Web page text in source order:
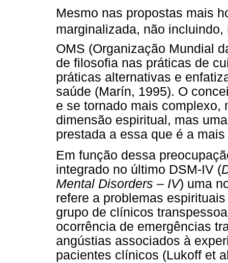
Mesmo nas propostas mais
marginalizada, não incluindo,
OMS (Organização Mundial
de filosofia nas práticas de
práticas alternativas e
saúde (Marín, 1995). O
e se tornado mais complexo,
dimensão espiritual, mas
prestada a essa que é a
Em função dessa
integrado no último DSM-IV (
Mental Disorders – IV) uma
refere a problemas
grupo de clínicos
ocorrência de emergências
angústias associados à
pacientes clínicos (Lukoff et